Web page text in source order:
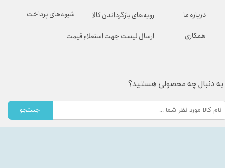
شیوه‌های پرداخت
رویه‌های بازگرداندن کالا
ارسال لیست جهت استعلام قیمت
درباره ما
همکاری
به دنبال چه محصولی هستید؟
جستجو